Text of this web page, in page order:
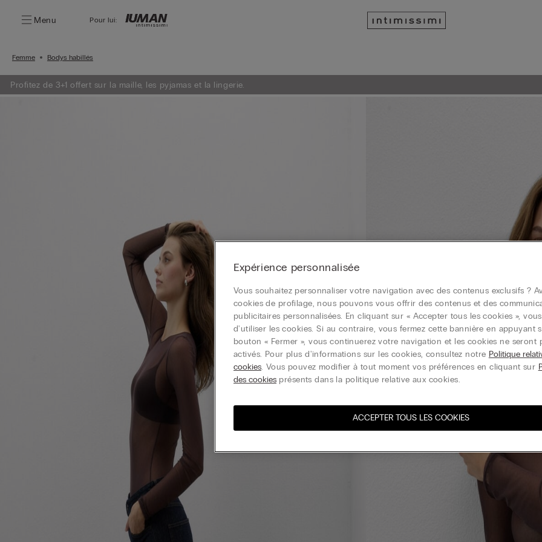
Menu Pour lui:
Femme Bodys habillés
Profitez de 3+1 offert sur la maille, les pyjamas et la lingerie.
Expérience personnalisée
Vous souhaitez personnaliser votre navigation avec des contenus exclusifs ?
cookies de profilage, nous pouvons vous offrir des contenus et des
publicitaires personnalisées. En cliquant sur « Accepter tous les cookies »,
d'utiliser les cookies. Si au contraire, vous fermez cette bannière en appuyant
bouton « Fermer », vous continuerez votre navigation et les cookies ne seront
activés. Pour plus d'informations sur les cookies, consultez notre Politique
cookies. Vous pouvez modifier à tout moment vos préférences en cliquant sur
des cookies présents dans la politique relative aux cookies.
ACCEPTER TOUS LES COOKIES